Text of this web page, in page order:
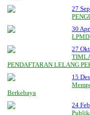
27
30
LPMD
27
PENDAFTARAN LELANG
15
Berkebaya
24